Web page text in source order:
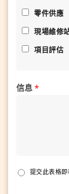
零件供應
現場維修
項目評估
信息*
提交此表格